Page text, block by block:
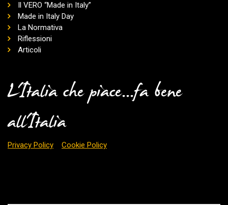
Il VERO “Made in Italy”
Made in Italy Day
La Normativa
Riflessioni
Articoli
L'Italia che piace...fa bene
all'Italia
Privacy Policy Cookie Policy